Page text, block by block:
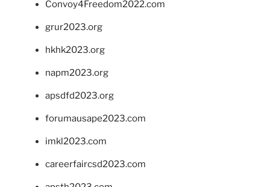
Convoy4Freedom2022.com
grur2023.org
hkhk2023.org
napm2023.org
apsdfd2023.org
forumausape2023.com
imkl2023.com
careerfaircsd2023.com